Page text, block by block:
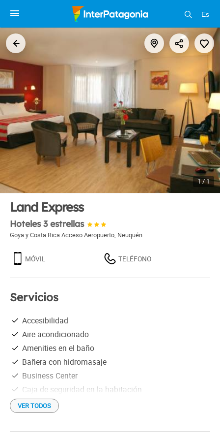
Es
1 / 1
Land Express
Hoteles 3 estrellas
Goya y Costa Rica Acceso Aeropuerto, Neuquén
MÓVIL TELÉFONO
Servicios
Accesibilidad
Aire acondicionado
Amenities en el baño
Bañera con hidromasaje
Business Center
Caja de seguridad en la habitación
Calefacción
Cancha de golf a menos de 5 Km.
Depósito de equipaje
VER TODOS